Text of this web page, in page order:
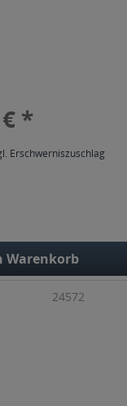
*
Erschwerniszuschlag
Warenkorb
24572